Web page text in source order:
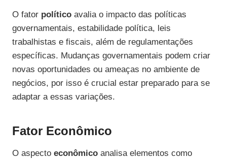
O fator político avalia o impacto das políticas
governamentais, estabilidade política, leis
trabalhistas e fiscais, além de regulamentações
específicas. Mudanças governamentais podem criar
novas oportunidades ou ameaças no ambiente de
negócios, por isso é crucial estar preparado para se
adaptar a essas variações.
Fator Econômico
O aspecto econômico analisa elementos como